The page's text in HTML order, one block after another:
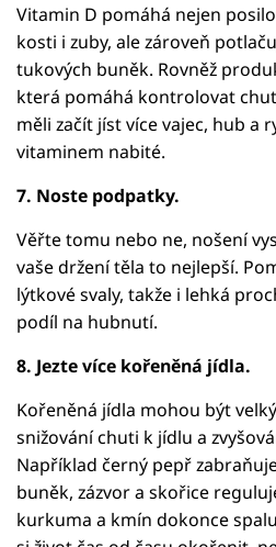
Vitamin D pomáhá nejen
kosti i zuby, ale zároveň
tukových buněk. Rovněž
která pomáhá kontrolovat
měli začít jíst více vajec, hub a
vitaminem nabité.
7. Noste podpatky.
Věřte tomu nebo ne, nošení
vaše držení těla to nejlepší.
lýtkové svaly, takže i lehká
podíl na hubnutí.
8. Jezte více kořeněná jídla.
Kořeněná jídla mohou být
snižování chuti k jídlu a
Například černý pepř
buněk, zázvor a skořice
kurkuma a kmín dokonce